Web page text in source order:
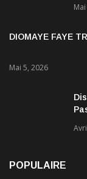
DIOMAYE FAYE
Mai 5, 2026
POPULAIRE